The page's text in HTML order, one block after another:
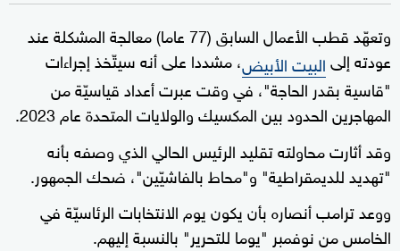
وتعهّد قطب الأعمال السابق (77 عاما) معالجة المشكلة عند
عودته إلىالبيت الأبيض، مشددا على أنه سيتّخذ إجراءات
"قاسية بقدر الحاجة"، في وقت عبرت أعداد قياسيّة من
المهاجرين الحدود بين المكسيك والولايات المتحدة عام 2023.
وقد أثارت محاولته تقليد الرئيس الحالي الذي وصفه بأنه
"تهديد للديمقراطية" و"محاط بالفاشيّين"، ضحك الجمهور.
ووعد ترامب أنصاره بأن يكون يوم الانتخابات الرئاسيّة في
الخامس من نوفمبر "يوما للتحرير" بالنسبة إليهم.